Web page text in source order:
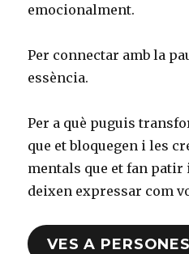
emocionalment.
Per connectar amb la
essència.
Per a què puguis
que et bloquegen i les
mentals que et fan patir
deixen expressar com
VES A PERSONES